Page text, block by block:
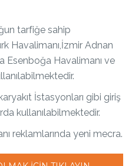
tarfiğe sahip
Havalimanı,İzmir Adnan
Esenboğa Havalimanı ve
İstasyonları gibi giriş
kullanılabilmektedir.
reklamlarında yeni mecra.